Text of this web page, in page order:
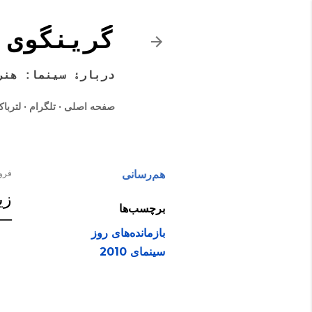
دربارۀ سینما:
صفحه اصلی تلگرام
هم‌رسانی
برچسب‌ها
بازمانده‌های روز
سینمای 2010